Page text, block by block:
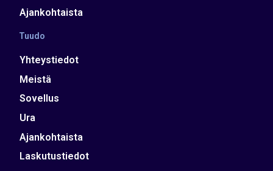
Ajankohtaista
Tuudo
Yhteystiedot
Meistä
Sovellus
Ura
Ajankohtaista
Laskutustiedot